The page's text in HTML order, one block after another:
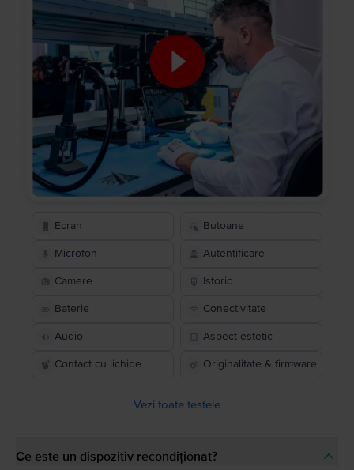
Ecran Butoane
Microfon Autentificare
Camere Istoric
Baterie Conectivitate
Audio Aspect estetic
Contact cu lichide Originalitate & firmware
Vezi toate testele
Ce este un dispozitiv recondiționat?